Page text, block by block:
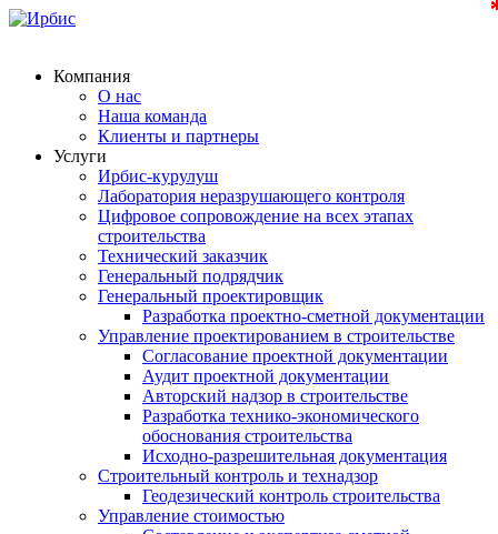
Компания
О нас
Наша команда
Клиенты и партнеры
Услуги
Ирбис-курулуш
Лаборатория неразрушающего контроля
Цифровое сопровождение на всех этапах
строительства
Технический заказчик
Генеральный подрядчик
Генеральный проектировщик
Разработка проектно-сметной документации
Управление проектированием в строительстве
Согласование проектной документации
Аудит проектной документации
Авторский надзор в строительстве
Разработка технико-экономического
обоснования строительства
Исходно-разрешительная документация
Строительный контроль и технадзор
Геодезический контроль строительства
Управление стоимостью